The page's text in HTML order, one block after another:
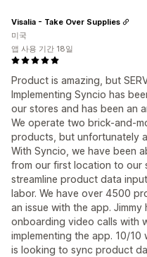
Product is amazing, but
Implementing Syncio has
our stores and has been an
We operate two brick-and-
products, but unfortunately
With Syncio, we have been
from our first location to our
streamline product data
labor. We have over 4500
an issue with the app.
onboarding video calls with
implementing the app. 10/
is looking to sync product
Visalia - Take Over Supplies
미국
앱 사용 기간 18일